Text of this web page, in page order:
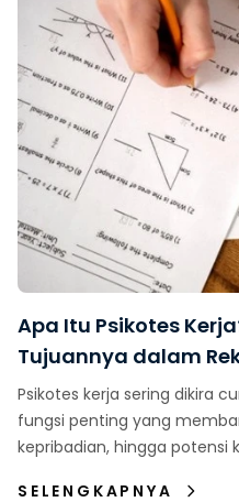
Apa Itu Psikotes
Tujuannya dalam
Psikotes kerja sering dikira
fungsi penting yang
kepribadian, hingga potensi
SELENGKAPNYA